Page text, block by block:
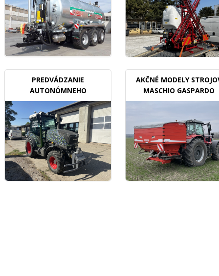
PREDVÁDZANIE
AUTONÓMNEHO
TRAKTORU V SADOCH
AKČNÉ MODELY
MASCHIO GASPARDO